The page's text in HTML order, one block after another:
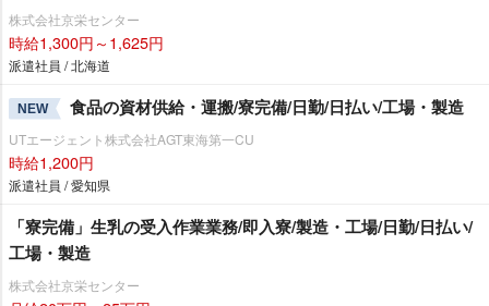
株式会社京栄センター
時給1,300円～1,625円
派遣社員 / 北海道
NEW 食品の資材供給・運搬/寮完備/日勤/日払い/工場・製造
UTエージェント株式会社AGT東海第一CU
時給1,200円
派遣社員 / 愛知県
「寮完備」生乳の受入作業業務/即入寮/製造・工場/日勤/日払い/
工場・製造
株式会社京栄センター